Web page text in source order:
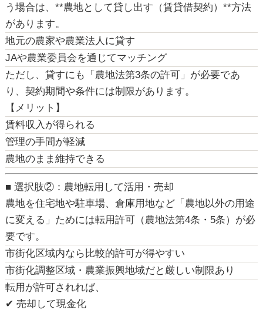
う場合は、**農地として貸し出す（賃貸借契約）**方法
があります。
地元の農家や農業法人に貸す
JAや農業委員会を通じてマッチング
ただし、 貸すにも「農地法第3条の許可」が必要であ
り、契約期間や条件には制限があります。
【メリット】
賃料収入が得られる
管理の手間が軽減
農地のまま維持できる
■ 選択肢②：農地転用して活用・売却
農地を住宅地や駐車場、倉庫用地など「農地以外の用途
に変える」ためには転用許可（農地法第4条・5条）が必
要です。
市街化区域内なら比較的許可が得やすい
市街化調整区域・農業振興地域だと厳しい制限あり
転用が許可されれば、
✔ 売却して現金化